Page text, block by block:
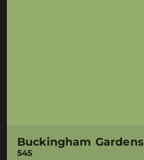
Buckingham Gardens
545